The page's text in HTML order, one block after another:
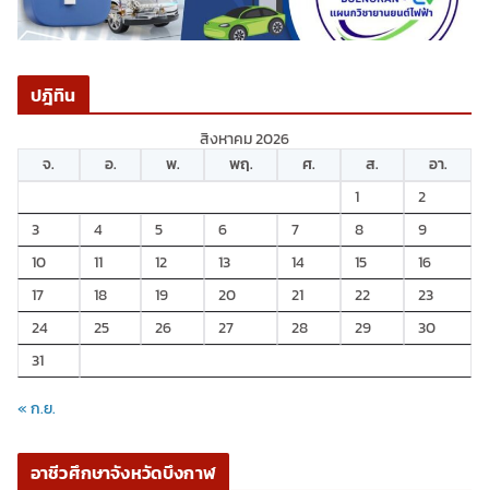
ปฎิทิน
สิงหาคม 2026
จ.
อ. พ. พฤ. ศ. ส.
อา.
1
2
3
4 5 6 7 8
9
10
11 12 13 14 15
16
17
18 19 20 21 22
23
24
25 26 27 28 29
30
31
« ก.ย.
อาชีวศึกษาจังหวัดบึงกาฬ